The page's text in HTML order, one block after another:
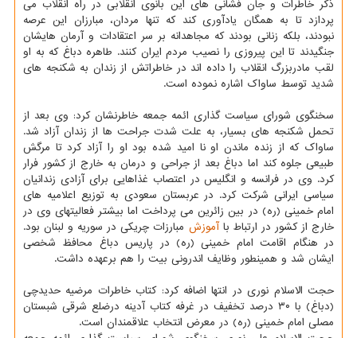
ذکر خاطرات و جان فشانی های این بانوی انقلابی در راه انقلاب می
پردازد تا به همگان یادآوری کند که تنها مردان، مبارزان این عرصه
نبودند، بلکه زنانی بودند که مجاهدانه بر سر اعتقادات و آرمان هایشان
جنگیدند تا این پیروزی را نصیب مردم ایران کنند. طاهره دباغ که به او
لقب مادربزرگ انقلاب را داده اند در خاطراتش از زندان به شکنجه های
شدید توسط ساواک اشاره نموده است.
سخنگوی شورای سیاست گذاری ائمه جمعه خاطرنشان کرد: وی بعد از
تحمل شکنجه های بسیار، به علت شدت جراحت ها از زندان آزاد شد.
ساواک که از زنده ماندن او نا امید شده بود او را آزاد کرد تا مرگش
طبیعی جلوه کند اما دباغ بعد از جراحی و درمان به خارج از کشور فرار
کرد. وی در فرانسه و انگلیس در اعتصاب غذاهایی برای آزادی زندانیان
سیاسی ایرانی شرکت کرد. در عربستان سعودی به توزیع اعلامیه های
امام خمینی (ره) در بین زائرین می پرداخت اما بیشتر فعالیتهای وی در
خارج از کشور در ارتباط باآموزش مبارزات چریکی در سوریه و لبنان بود.
در هنگام اقامت امام خمینی (ره) در پاریس دباغ محافظ شخصی
ایشان شد و همینطور وظایف اندرونی بیت را هم برعهده داشت.
حجت الاسلام نوری در انتها اضافه کرد: کتاب خاطرات مرضیه حدیدچی
(دباغ) با ۳۰ درصد تخفیف در غرفه کتاب آدینه درضلع شرقی شبستان
مصلی امام خمینی (ره) در معرض انتخاب علاقمندان است.